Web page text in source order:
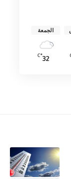
الجمعة
32
°C